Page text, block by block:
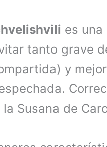
es
tanto grave
y
Susana de